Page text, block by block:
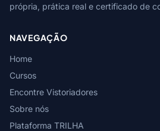
própria, prática real e certificado de
NAVEGAÇÃO
Home
Cursos
Encontre Vistoriadores
Sobre nós
Plataforma TRILHA